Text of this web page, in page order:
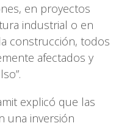
en proyectos
industrial o en
construcción, todos
afectados y
explicó que las
una inversión